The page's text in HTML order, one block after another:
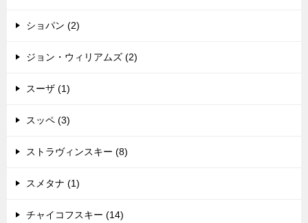
ショパン (2)
ジョン・ウィリアムズ (2)
スーザ (1)
スッペ (3)
ストラヴィンスキー (8)
スメタナ (1)
チャイコフスキー (14)